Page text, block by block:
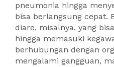
pneumonia hingga
bisa berlangsung cepat.
diare, misalnya, yang
hingga memasuki
berhubungan dengan
mengalami gangguan,